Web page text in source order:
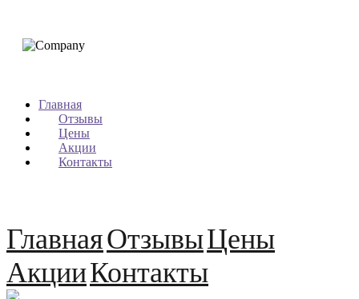
Главная
Отзывы
Цены
Акции
Контакты
ГлавнаяОтзывыЦены
АкцииКонтакты